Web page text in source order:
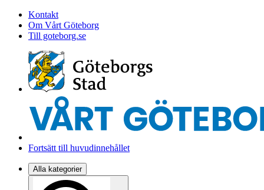
Kontakt
Om Vårt Göteborg
Till goteborg.se
Fortsätt till huvudinnehållet
Alla kategorier